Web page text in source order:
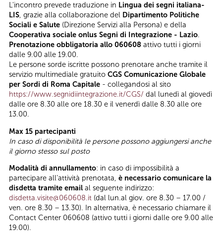
L'incontro prevede traduzione in Lingua dei segni italiana-
LIS, grazie alla collaborazione del Dipartimento Politiche
Sociali e Salute (Direzione Servizi alla Persona) e della
Cooperativa sociale onlus Segni di Integrazione - Lazio.
Prenotazione obbligatoria allo 060608 attivo tutti i giorni
dalle 9.00 alle 19.00.
Le persone sorde iscritte possono prenotare anche tramite il
servizio multimediale gratuito CGS Comunicazione Globale
per Sordi di Roma Capitale - collegandosi al sito
https://www.segnidiintegrazione.it/CGS/ dal lunedì al giovedì
dalle ore 8.30 alle ore 18.30 e il venerdì dalle 8.30 alle ore
13.00.
Max 15 partecipanti
In caso di disponibilità le persone possono aggiungersi anche
il giorno stesso sul posto
Modalità di annullamento: in caso di impossibilità a
partecipare all’attività prenotata, è necessario comunicare la
disdetta tramite email al seguente indirizzo:
disdetta.visite@060608.it (dal lun.al giov. ore 8.30 – 17.00 /
ven. ore 8.30 – 13.30). In alternativa, è necessario chiamare il
Contact Center 060608 (attivo tutti i giorni dalle ore 9.00 alle
19.00).